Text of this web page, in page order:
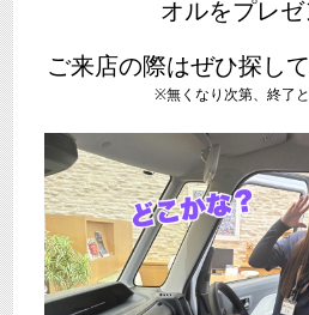
オルをプレ
ご来店の際はぜひ探し
※無くなり次第、終了と